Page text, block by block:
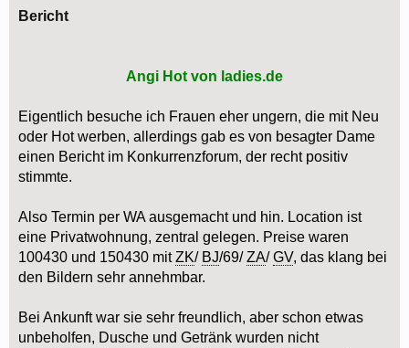
Bericht
Angi Hot von ladies.de
Eigentlich besuche ich Frauen eher ungern, die mit Neu
oder Hot werben, allerdings gab es von besagter Dame
einen Bericht im Konkurrenzforum, der recht positiv
stimmte.
Also Termin per WA ausgemacht und hin. Location ist
eine Privatwohnung, zentral gelegen. Preise waren
100430 und 150430 mitZK/ BJ/69/ZA/GV, das klang bei
den Bildern sehr annehmbar.
Bei Ankunft war sie sehr freundlich, aber schon etwas
unbeholfen, Dusche und Getränk wurden nicht